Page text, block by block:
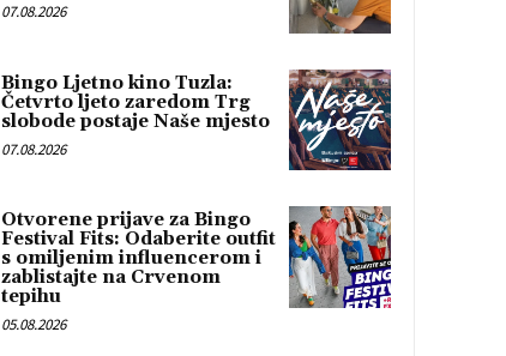
07.08.2026
Bingo Ljetno kino Tuzla:
Četvrto ljeto zaredom Trg
slobode postaje Naše mjesto
07.08.2026
Otvorene prijave za Bingo
Festival Fits: Odaberite outfit
s omiljenim influencerom i
zablistajte na Crvenom
tepihu
05.08.2026